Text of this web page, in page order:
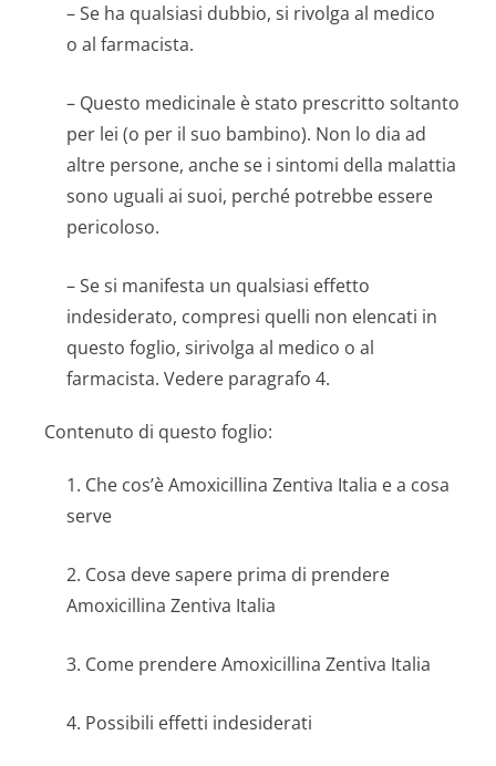
– Se ha qualsiasi dubbio, si rivolga al medico
o al farmacista.
– Questo medicinale è stato prescritto soltanto
per lei (o per il suo bambino). Non lo dia ad
altre persone, anche se i sintomi della malattia
sono uguali ai suoi, perché potrebbe essere
pericoloso.
– Se si manifesta un qualsiasi effetto
indesiderato, compresi quelli non elencati in
questo foglio, sirivolga al medico o al
farmacista. Vedere paragrafo 4.
Contenuto di questo foglio:
1. Che cos’è Amoxicillina Zentiva Italia e a cosa
serve
2. Cosa deve sapere prima di prendere
Amoxicillina Zentiva Italia
3. Come prendere Amoxicillina Zentiva Italia
4. Possibili effetti indesiderati